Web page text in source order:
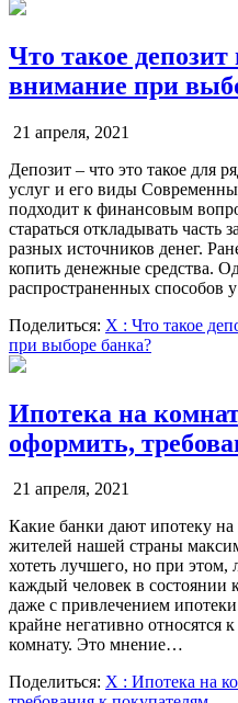
Что такое
внимание при
21 апреля, 2021
Депозит – что это такое для
услуг и его виды
подходит к финансовым
стараться откладывать
разных источников денег.
копить денежные средства.
распространенных способов
Поделиться: X : Что такое
при выборе банка?
Ипотека на
оформить,
21 апреля, 2021
Какие банки дают ипотеку
жителей нашей страны
хотеть лучшего, но при
каждый человек в состоянии
даже с привлечением
крайне негативно относятся
комнату. Это мнение…
Поделиться: X : Ипотека на